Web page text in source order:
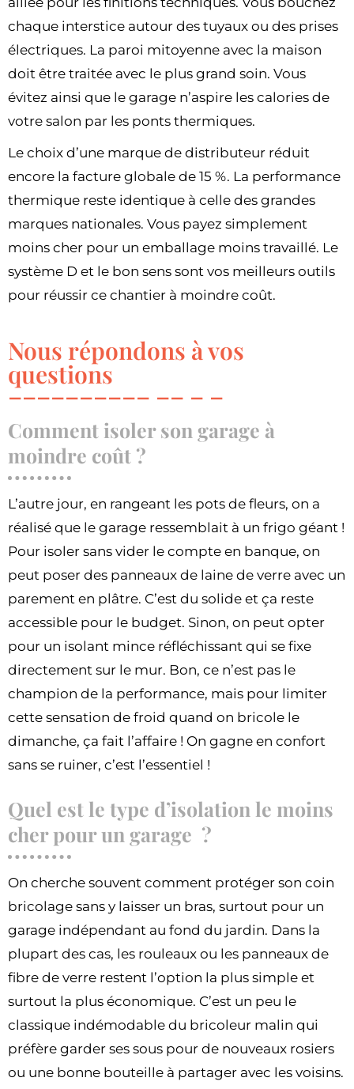
chaque interstice autour des tuyaux ou des prises
électriques. La paroi mitoyenne avec la maison
doit être traitée avec le plus grand soin. Vous
évitez ainsi que le garage n’aspire les calories de
votre salon par les ponts thermiques.
Le choix d’une marque de distributeur réduit
encore la facture globale de 15 %. La performance
thermique reste identique à celle des grandes
marques nationales. Vous payez simplement
moins cher pour un emballage moins travaillé. Le
système D et le bon sens sont vos meilleurs outils
pour réussir ce chantier à moindre coût.
Nous répondons à vos
questions
Comment isoler son garage à
moindre coût ?
L’autre jour, en rangeant les pots de fleurs, on a
réalisé que le garage ressemblait à un frigo géant !
Pour isoler sans vider le compte en banque, on
peut poser des panneaux de laine de verre avec un
parement en plâtre. C’est du solide et ça reste
accessible pour le budget. Sinon, on peut opter
pour un isolant mince réfléchissant qui se fixe
directement sur le mur. Bon, ce n’est pas le
champion de la performance, mais pour limiter
cette sensation de froid quand on bricole le
dimanche, ça fait l’affaire ! On gagne en confort
sans se ruiner, c’est l’essentiel !
Quel est le type d’isolation le moins
cher pour un garage ?
On cherche souvent comment protéger son coin
bricolage sans y laisser un bras, surtout pour un
garage indépendant au fond du jardin. Dans la
plupart des cas, les rouleaux ou les panneaux de
fibre de verre restent l’option la plus simple et
surtout la plus économique. C’est un peu le
classique indémodable du bricoleur malin qui
préfère garder ses sous pour de nouveaux rosiers
ou une bonne bouteille à partager avec les voisins.